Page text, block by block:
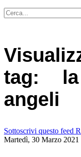
tag:
angeli
Sottoscrivi questo feed
Martedì, 30 Marzo 2021